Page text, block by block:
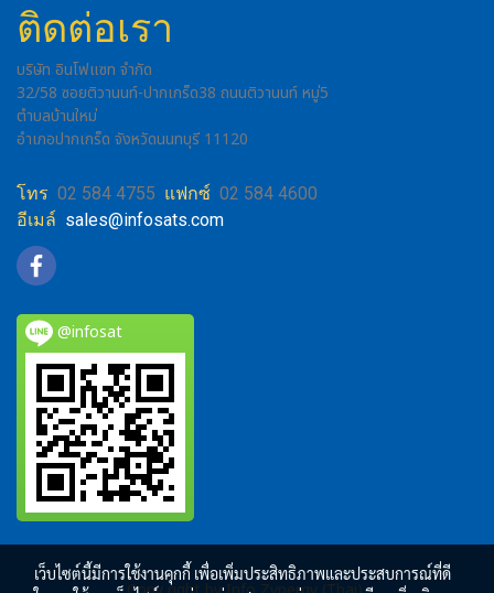
ติดต่อเรา
บริษัท อินโฟแซท จำกัด
32/58 ซอยติวานนท์-ปากเกร็ด38 ถนนติวานนท์ หมู่5
ตำบลบ้านใหม่
อำเภอปากเกร็ด จังหวัดนนทบุรี 11120
โทร 02 584 4755 แฟกซ์ 02 584 4600
อีเมล์ sales@infosats.com
@infosat
เว็บไซต์นี้มีการใช้งานคุกกี้ เพื่อเพิ่มประสิทธิภาพและประสบการณ์ที่ดี